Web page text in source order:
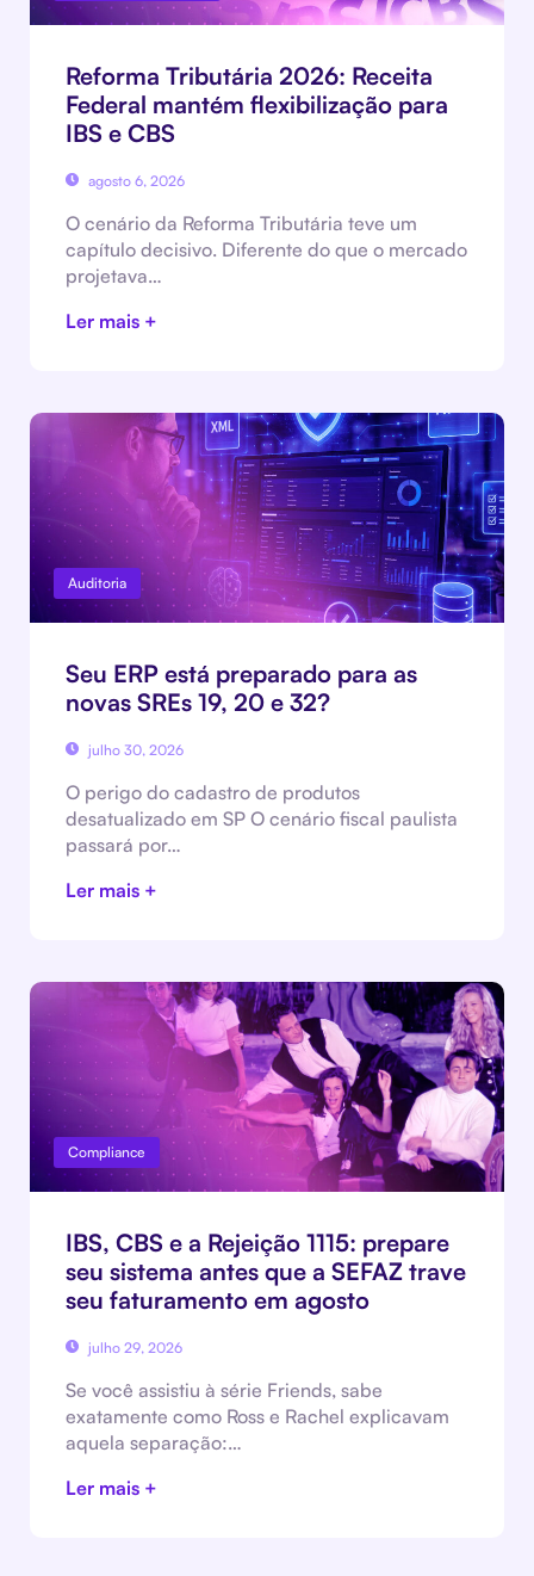
Reforma Tributária 2026: Receita
Federal mantém flexibilização para
IBS e CBS
agosto 6, 2026
O cenário da Reforma Tributária teve um
capítulo decisivo. Diferente do que o mercado
projetava…
Ler mais +
Auditoria
Seu ERP está preparado para as
novas SREs 19, 20 e 32?
julho 30, 2026
O perigo do cadastro de produtos
desatualizado em SP O cenário fiscal paulista
passará por…
Ler mais +
Compliance
IBS, CBS e a Rejeição 1115: prepare
seu sistema antes que a SEFAZ trave
seu faturamento em agosto
julho 29, 2026
Se você assistiu à série Friends, sabe
exatamente como Ross e Rachel explicavam
aquela separação:…
Ler mais +